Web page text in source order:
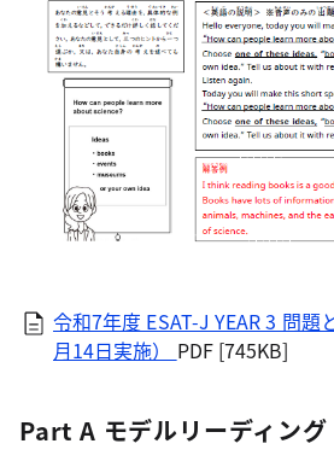
令和7年度 ESAT-J YEAR 3 問
月14日実施） PDF [745KB]
Part A モデルリーディング